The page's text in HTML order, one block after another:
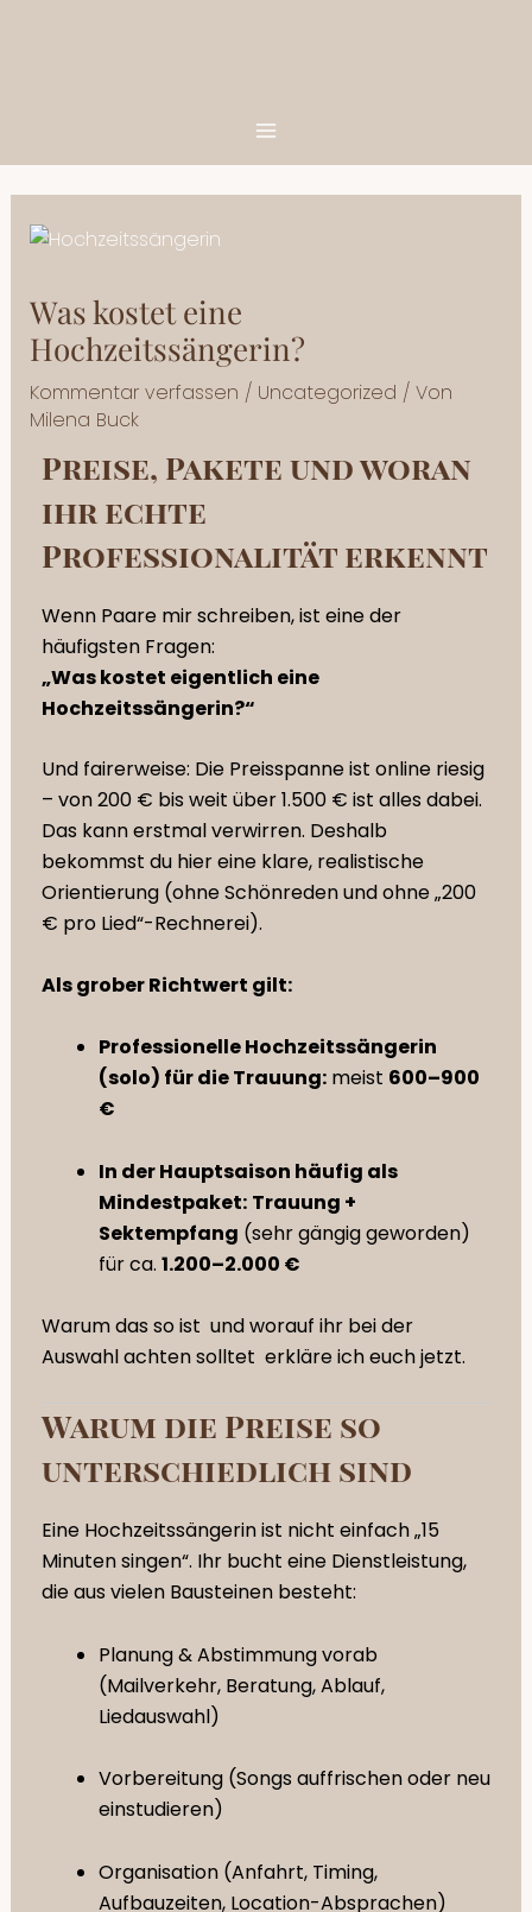
Was kostet eine
Hochzeitssängerin?
Kommentar verfassen / Uncategorized / Von
Milena Buck
Preise, Pakete und woran
ihr echte
Professionalität erkennt
Wenn Paare mir schreiben, ist eine der
häufigsten Fragen:
„Was kostet eigentlich eine
Hochzeitssängerin?“
Und fairerweise: Die Preisspanne ist online riesig
– von 200 € bis weit über 1.500 € ist alles dabei.
Das kann erstmal verwirren. Deshalb
bekommst du hier eine klare, realistische
Orientierung (ohne Schönreden und ohne „200
€ pro Lied“-Rechnerei).
Als grober Richtwert gilt:
Professionelle Hochzeitssängerin
(solo) für die Trauung:meist 600–900
€
In der Hauptsaison häufig als
Mindestpaket: Trauung +
Sektempfang (sehr gängig geworden)
für ca. 1.200–2.000 €
Warum das so ist und worauf ihr bei der
Auswahl achten solltet erkläre ich euch jetzt.
Warum die Preise so
unterschiedlich sind
Eine Hochzeitssängerin ist nicht einfach „15
Minuten singen“. Ihr bucht eine Dienstleistung,
die aus vielen Bausteinen besteht:
Planung & Abstimmung vorab
(Mailverkehr, Beratung, Ablauf,
Liedauswahl)
Vorbereitung (Songs auffrischen oder neu
einstudieren)
Organisation (Anfahrt, Timing,
Aufbauzeiten, Location-Absprachen)